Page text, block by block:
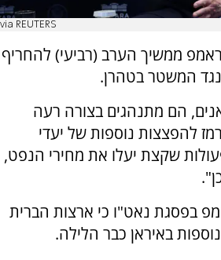
via REUTERS
ממשיך הערב (רביעי) להחריף
המשטר בטהרן.
הם מתנהגים בצורה רעה
להפצצות נוספות של יעדי
שקצת יעלו את מחירי הנפט,
בפסגת נאט"ו כי ארצות הברית
באיראן כבר הלילה.